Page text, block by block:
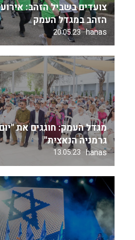
צועדים בשביל הזהב:
הזהב במגדל העמק
hanas
20.05.23
מגדל העמק: חוגגים את
גרמניה הנאצית"
hanas
13.05.23